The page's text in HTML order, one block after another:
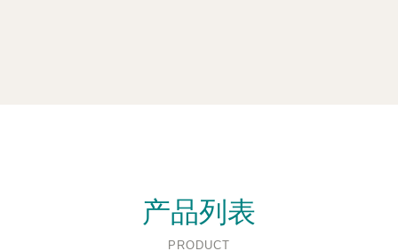
产品列表
PRODUCT